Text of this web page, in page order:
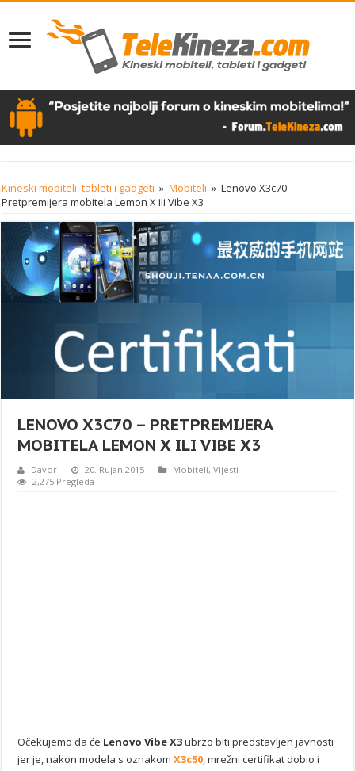
Kineski mobiteli, tableti i gadgeti » Mobiteli » Lenovo X3c70 –
Pretpremijera mobitela Lemon X ili Vibe X3
LENOVO X3C70 – PRETPREMIJERA
MOBITELA LEMON X ILI VIBE X3
Davor 20. Rujan 2015 Mobiteli,Vijesti
2,275 Pregleda
Očekujemo da će Lenovo Vibe X3ubrzo biti predstavljen javnosti
jer je, nakon modela s oznakomX3c50, mrežni certifikat dobio i